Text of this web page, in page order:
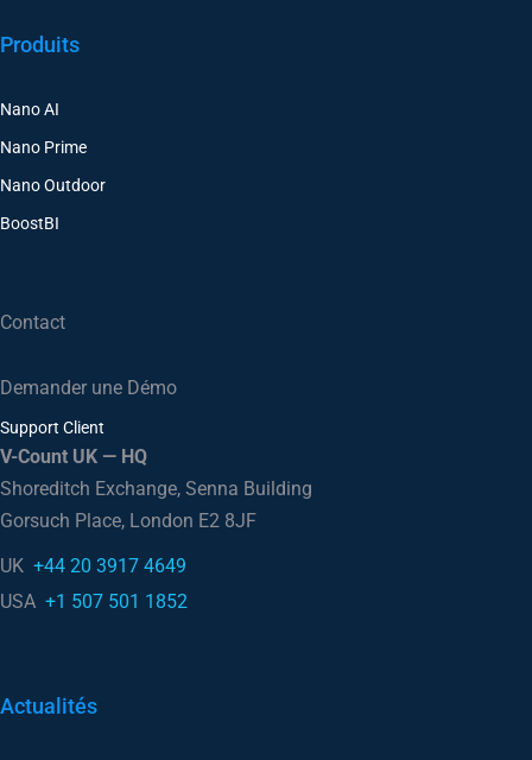
Produits
Nano AI
Nano Prime
Nano Outdoor
BoostBI
Contact
Demander une Démo
Support Client
V-Count UK — HQ
Shoreditch Exchange, Senna Building
Gorsuch Place, London E2 8JF
UK +44 20 3917 4649
USA +1 507 501 1852
Actualités